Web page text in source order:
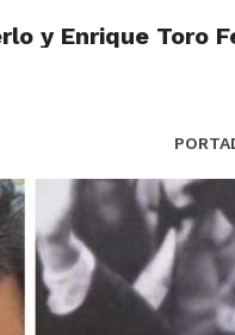
y Enrique Toro